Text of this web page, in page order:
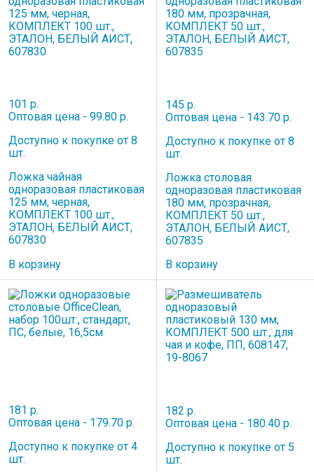
101 р.
Оптовая цена - 99.80 р.
Доступно к покупке от 8
шт.
Ложка чайная
одноразовая пластиковая
125 мм, черная,
КОМПЛЕКТ 100 шт.,
ЭТАЛОН, БЕЛЫЙ АИСТ,
607830
В корзину
145 р.
Оптовая цена - 143.70 р.
Доступно к покупке от 8
шт.
Ложка столовая
одноразовая пластиковая
180 мм, прозрачная,
КОМПЛЕКТ 50 шт.,
ЭТАЛОН, БЕЛЫЙ АИСТ,
607835
В корзину
181 р.
Оптовая цена - 179.70 р.
Доступно к покупке от 4
шт.
182 р.
Оптовая цена - 180.40 р.
Доступно к покупке от 5
шт.